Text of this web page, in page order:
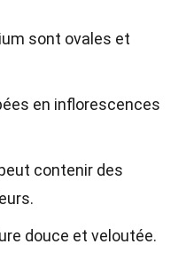
sont ovales et
en inflorescences
contenir des
douce et veloutée.